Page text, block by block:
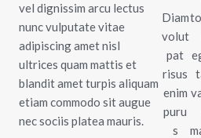
vel dignissim arcu lectus
nunc vulputate vitae
adipiscing amet nisl
ultrices quam mattis et
blandit amet turpis aliquam
etiam commodo sit augue
nec sociis platea mauris.
Diam
volut
pat
risus
enim
puru
s